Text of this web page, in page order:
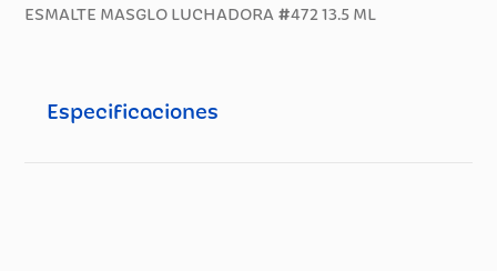
ESMALTE MASGLO LUCHADORA #472 13.5 ML
Especificaciones